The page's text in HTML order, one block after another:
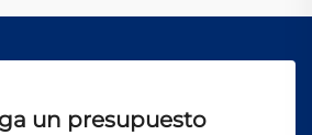
un presupuesto